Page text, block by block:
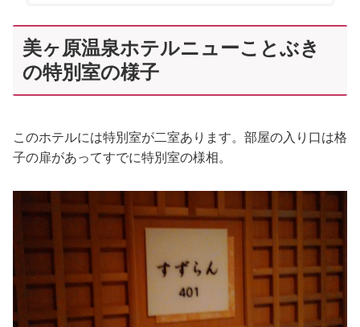
美ヶ原温泉ホテルニューことぶき
の特別室の様子
このホテルには特別室が二室あります。部屋の入り口は格
子の扉があってすでに特別室の様相。